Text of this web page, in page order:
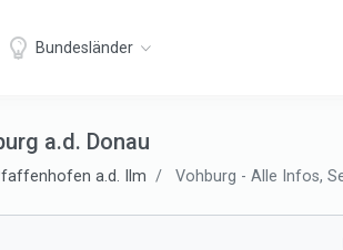
Bundesländer
a.d. Donau
a.d. Ilm Vohburg - Alle Infos,